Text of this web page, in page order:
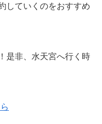
していくのをおすすめ
是非、水天宮へ行く時